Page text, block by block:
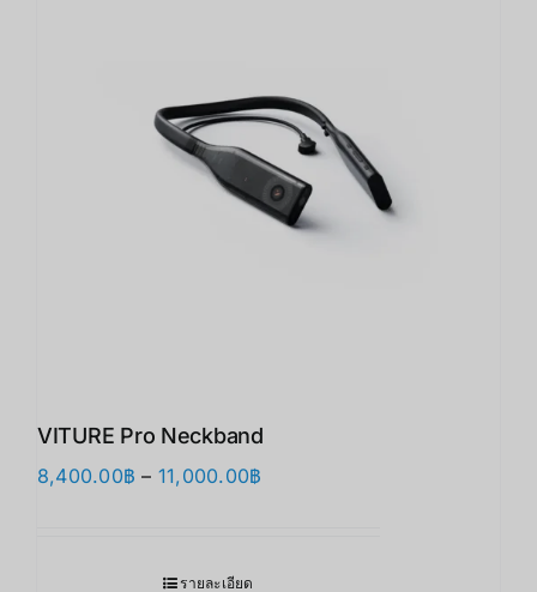
VITURE Pro Neckband
8,400.00฿ – 11,000.00฿
รายละเอียด